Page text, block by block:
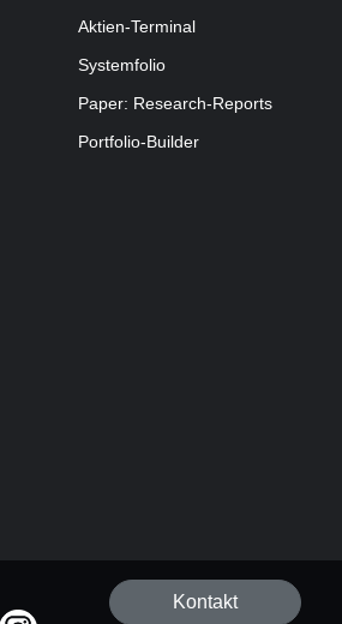
Aktien-Terminal
Systemfolio
Paper: Research-Reports
Portfolio-Builder
Accounts
Kontakt